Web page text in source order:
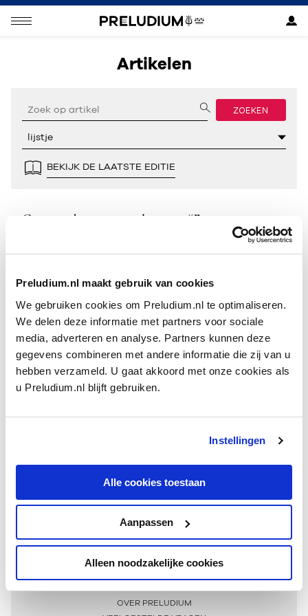
Preludium.nl maakt gebruik van cookies
We gebruiken cookies om Preludium.nl te optimaliseren.
We delen deze informatie met partners voor sociale
media, adverteren en analyse. Partners kunnen deze
gegevens combineren met andere informatie die zij van u
hebben verzameld. U gaat akkoord met onze cookies als
u Preludium.nl blijft gebruiken.
Instellingen
Alle cookies toestaan
Aanpassen
Alleen noodzakelijke cookies
Artikelen
ZOEKEN
BEKIJK DE LAATSTE EDITIE
Geen resultaten gevonden voor “”.
Meer informatie
OVER PRELUDIUM